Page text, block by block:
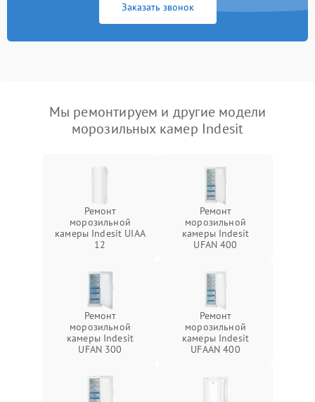
Заказать звонок
Мы ремонтируем и другие модели
морозильных камер Indesit
Ремонт
морозильной
камеры Indesit UIAA
12
Ремонт
морозильной
камеры Indesit
UFAN 400
Ремонт
морозильной
камеры Indesit
UFAN 300
Ремонт
морозильной
камеры Indesit
UFAAN 400